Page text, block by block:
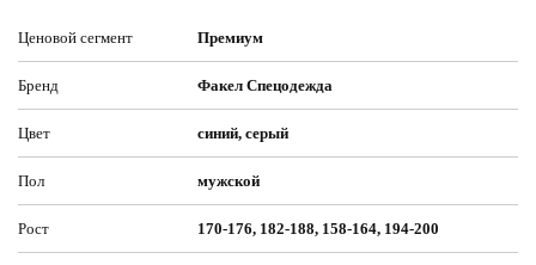
Ценовой сегмент Премиум
Бренд Факел Спецодежда
Цвет синий, серый
Пол мужской
Рост 170-176, 182-188, 158-164, 194-200